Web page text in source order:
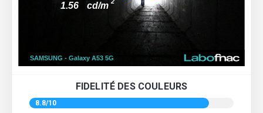
FIDELITÉ DES COULEURS
8.8/10